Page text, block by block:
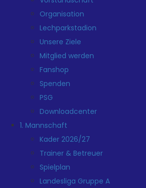
Organisation
Lechparkstadion
Unsere Ziele
Mitglied werden
Fanshop
Spenden
PSG
Downloadcenter
1. Mannschaft
Kader 2026/27
Trainer & Betreuer
Spielplan
Landesliga Gruppe A